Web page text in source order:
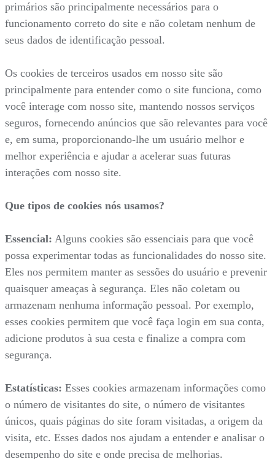
primários são principalmente necessários para o
funcionamento correto do site e não coletam nenhum de
seus dados de identificação pessoal.
Os cookies de terceiros usados em nosso site são
principalmente para entender como o site funciona, como
você interage com nosso site, mantendo nossos serviços
seguros, fornecendo anúncios que são relevantes para você
e, em suma, proporcionando-lhe um usuário melhor e
melhor experiência e ajudar a acelerar suas futuras
interações com nosso site.
Que tipos de cookies nós usamos?
Essencial: Alguns cookies são essenciais para que você
possa experimentar todas as funcionalidades do nosso site.
Eles nos permitem manter as sessões do usuário e prevenir
quaisquer ameaças à segurança. Eles não coletam ou
armazenam nenhuma informação pessoal. Por exemplo,
esses cookies permitem que você faça login em sua conta,
adicione produtos à sua cesta e finalize a compra com
segurança.
Estatísticas: Esses cookies armazenam informações como
o número de visitantes do site, o número de visitantes
únicos, quais páginas do site foram visitadas, a origem da
visita, etc. Esses dados nos ajudam a entender e analisar o
desempenho do site e onde precisa de melhorias.